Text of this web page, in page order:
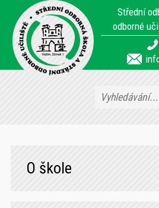
Střední
odborné
O škole